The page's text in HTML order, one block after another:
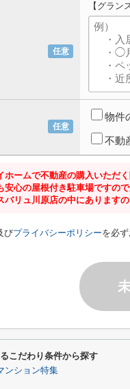
任意
【グラン
任意
物件
不動
ームで不動産の購入いただ
心の屋根付き駐車場ですので
リュ川原店の中にあります
びプライバシーポリシーを必
こだわり条件から探す
ンション特集